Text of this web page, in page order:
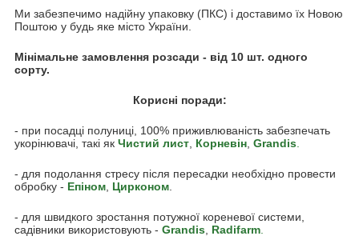
Ми забезпечимо надійну упаковку (ПКС) і доставимо їх Новою
Поштою у будь яке місто України.
Мінімальне замовлення розсади - від 10 шт. одного
сорту.
Корисні поради:
- при посадці полуниці, 100% приживлюваність забезпечать
укорінювачі, такі як Чистий лист Корневін Grandis
- для подолання стресу після пересадки необхідно провести
обробку - Епіном Цирконом
- для швидкого зростання потужної кореневої системи,
садівники використовують - Grandis Radifarm